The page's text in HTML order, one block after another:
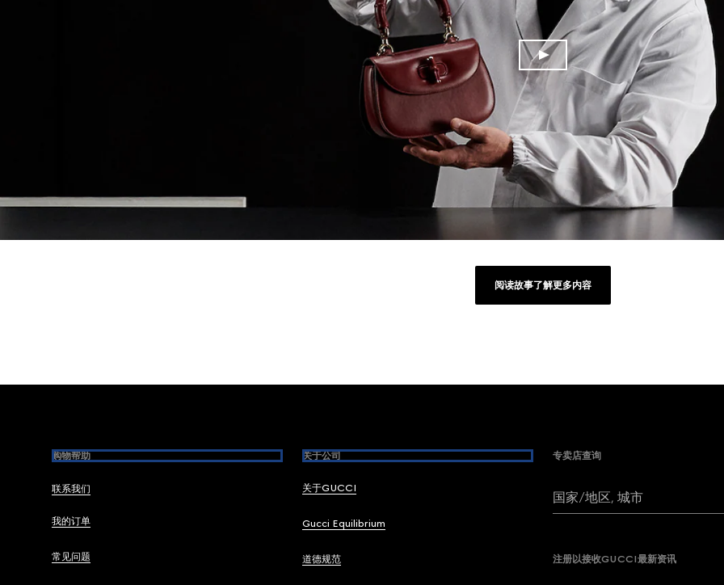
阅读故事了解更多内容
购物帮助
联系我们
我的订单
常见问题
关于公司
关于GUCCI
Gucci Equilibrium
道德规范
专卖店查询
国家/地区, 城市
注册以接收GUCCI最新资讯